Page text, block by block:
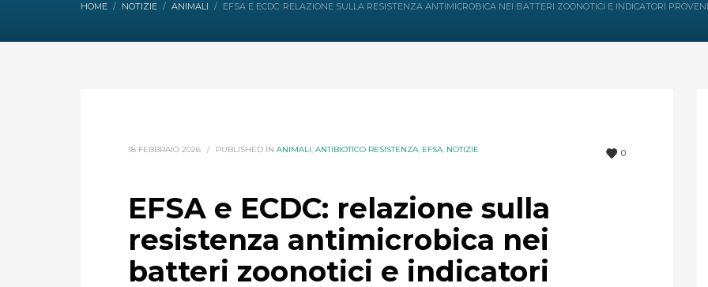
HOME NOTIZIE ANIMALI EFSA E ECDC: RELAZIONE SULLA RESISTENZA ANTIMICROBICA NEI BATTERI ZOONOTICI E INDICATORI
0
18 FEBBRAIO 2026 / PUBLISHED IN ANIMALI, ANTIBIOTICO RESISTENZA, EFSA, NOTIZIE
EFSA e ECDC: relazione sulla
resistenza antimicrobica nei
batteri zoonotici e indicatori